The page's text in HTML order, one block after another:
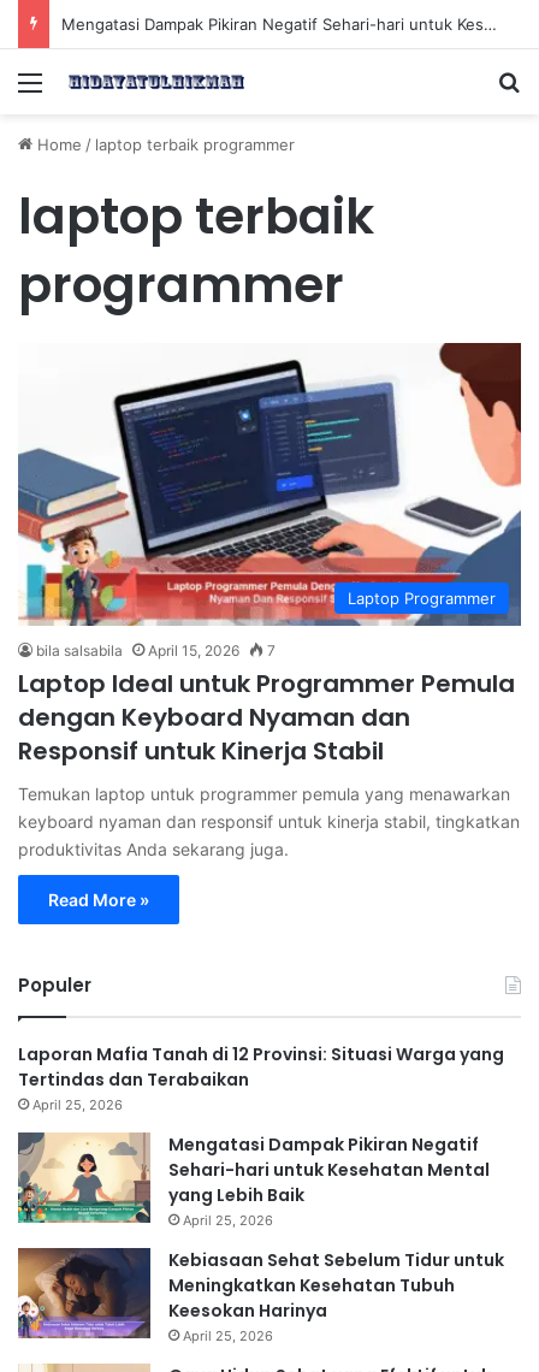
Mengatasi Dampak Pikiran Negatif Sehari-hari untuk Kesehatan Mental yang Lebih Baik
Menu
Home / laptop terbaik programmer
laptop terbaik
programmer
Laptop Programmer
bila salsabila April 15, 2026 7
Laptop Ideal untuk Programmer Pemula
dengan Keyboard Nyaman dan
Responsif untuk Kinerja Stabil
Temukan laptop untuk programmer pemula yang menawarkan
keyboard nyaman dan responsif untuk kinerja stabil, tingkatkan
produktivitas Anda sekarang juga.
Read More »
Populer
Laporan Mafia Tanah di 12 Provinsi: Situasi Warga yang
Tertindas dan Terabaikan
April 25, 2026
Mengatasi Dampak Pikiran Negatif
Sehari-hari untuk Kesehatan Mental
yang Lebih Baik
April 25, 2026
Kebiasaan Sehat Sebelum Tidur untuk
Meningkatkan Kesehatan Tubuh
Keesokan Harinya
April 25, 2026